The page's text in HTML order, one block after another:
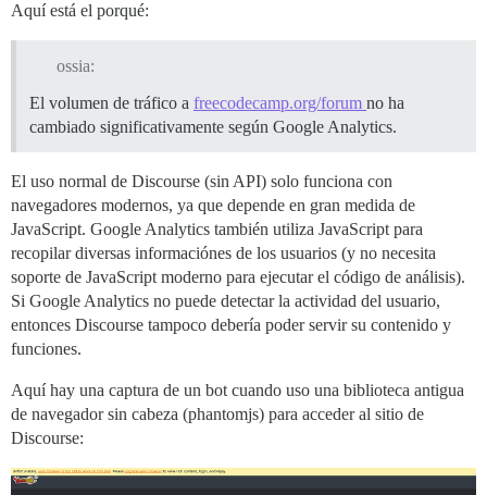
Aquí está el porqué:
ossia:
El volumen de tráfico a freecodecamp.org/forum no ha
cambiado significativamente según Google Analytics.
El uso normal de Discourse (sin API) solo funciona con
navegadores modernos, ya que depende en gran medida de
JavaScript. Google Analytics también utiliza JavaScript para
recopilar diversas informaciónes de los usuarios (y no necesita
soporte de JavaScript moderno para ejecutar el código de análisis).
Si Google Analytics no puede detectar la actividad del usuario,
entonces Discourse tampoco debería poder servir su contenido y
funciones.
Aquí hay una captura de un bot cuando uso una biblioteca antigua
de navegador sin cabeza (phantomjs) para acceder al sitio de
Discourse: